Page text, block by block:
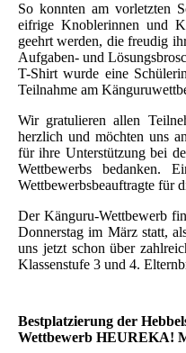
So konnten am vorletzten
eifrige Knoblerinnen und
geehrt werden, die freudig
Aufgaben- und
T-Shirt wurde eine
Teilnahme am
Wir gratulieren allen
herzlich und möchten uns
für ihre Unterstützung bei
Wettbewerbs bedanken.
Wettbewerbsbeauftragte für
Der Känguru-Wettbewerb
Donnerstag im März statt,
uns jetzt schon über
Klassenstufe 3 und 4.
Bestplatzierung der
Wettbewerb HEUREKA!